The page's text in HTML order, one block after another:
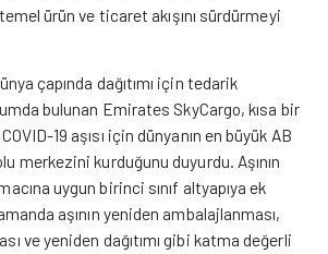
ürün ve ticaret akışını sürdürmeyi
çapında dağıtımı için tedarik
bulunan Emirates SkyCargo, kısa bir
19 aşısı için dünyanın en büyük AB
merkezini kurduğunu duyurdu. Aşının
uygun birinci sınıf altyapıya ek
aşının yeniden ambalajlanması,
ve yeniden dağıtımı gibi katma değerli